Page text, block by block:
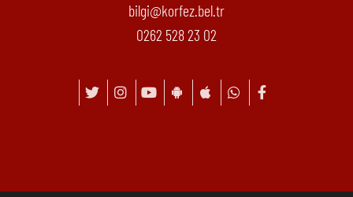
bilgi@korfez.bel.tr
0262 528 23 02